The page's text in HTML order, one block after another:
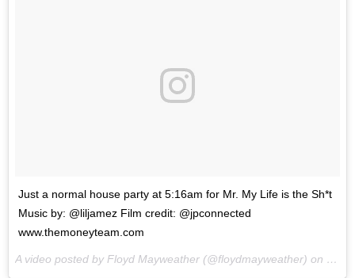
Just a normal house party at 5:16am for Mr. My Life is the Sh*t
Music by: @liljamez Film credit: @jpconnected
www.themoneyteam.com
A video posted by Floyd Mayweather (@floydmayweather) on
Nov